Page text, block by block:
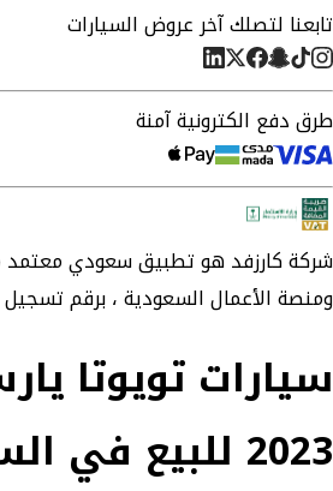
تابعنا لتصلك آخر عروض السيارات
طرق دفع الكترونية آمنة
شركةكارزفدهو تطبيق سعودي معتمد
ومنصة الأعمال السعودية ،برقم تسجيل 1009096786
سيارات تويوتا
2023 للبيع في السعودية